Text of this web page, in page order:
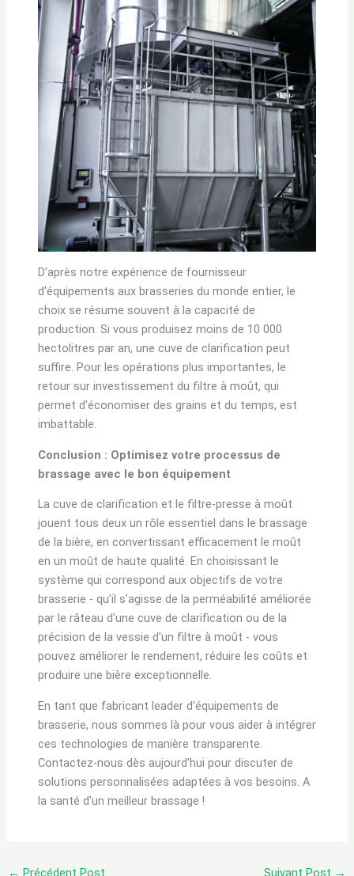
D'après notre expérience de fournisseur
d'équipements aux brasseries du monde entier, le
choix se résume souvent à la capacité de
production. Si vous produisez moins de 10 000
hectolitres par an, une cuve de clarification peut
suffire. Pour les opérations plus importantes, le
retour sur investissement du filtre à moût, qui
permet d'économiser des grains et du temps, est
imbattable.
Conclusion : Optimisez votre processus de
brassage avec le bon équipement
La cuve de clarification et le filtre-presse à moût
jouent tous deux un rôle essentiel dans le brassage
de la bière, en convertissant efficacement le moût
en un moût de haute qualité. En choisissant le
système qui correspond aux objectifs de votre
brasserie - qu'il s'agisse de la perméabilité améliorée
par le râteau d'une cuve de clarification ou de la
précision de la vessie d'un filtre à moût - vous
pouvez améliorer le rendement, réduire les coûts et
produire une bière exceptionnelle.
En tant que fabricant leader d'équipements de
brasserie, nous sommes là pour vous aider à intégrer
ces technologies de manière transparente.
Contactez-nous dès aujourd'hui pour discuter de
solutions personnalisées adaptées à vos besoins. A
la santé d'un meilleur brassage !
← Précédent Post Suivant Post →